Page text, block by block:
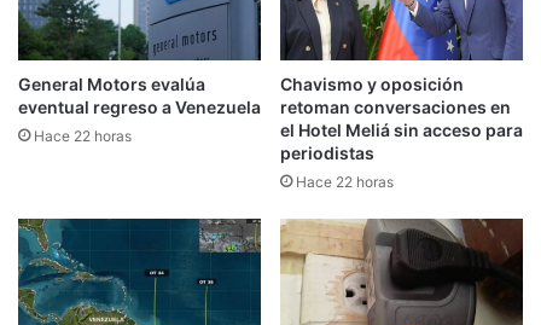
General Motors evalúa
eventual regreso a Venezuela
Hace 22 horas
Chavismo y oposición
retoman conversaciones en
el Hotel Meliá sin acceso para
periodistas
Hace 22 horas